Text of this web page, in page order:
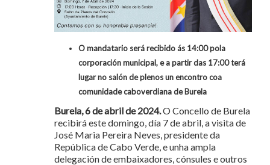
O mandatario será recibido ás 14:00 pola
corporación municipal, e a partir das 17:00 terá
lugar no salón de plenos un encontro coa
comunidade caboverdiana de Burela
Burela, 6 de abril de 2024.O Concello de Burela
recibirá este domingo, día 7 de abril, a visita de
José Maria Pereira Neves, presidente da
República de Cabo Verde, e unha ampla
delegación de embaixadores, cónsules e outros